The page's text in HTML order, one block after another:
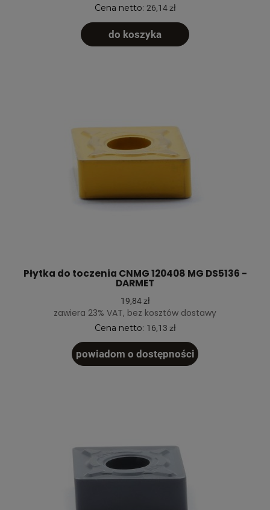
Cena netto: 26,14 zł
do koszyka
Płytka do toczenia CNMG 120408 MG DS5136 -
DARMET
19,84 zł
zawiera 23% VAT, bez kosztów dostawy
Cena netto: 16,13 zł
powiadom o dostępności